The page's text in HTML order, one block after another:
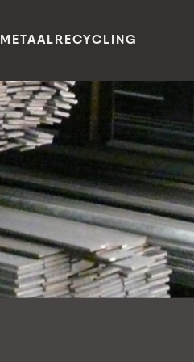
METAALRECYCLING